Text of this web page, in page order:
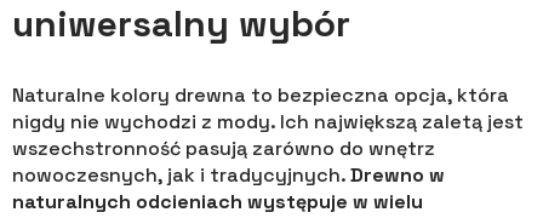
uniwersalny wybór
Naturalne kolory drewna to bezpieczna opcja, która
nigdy nie wychodzi z mody. Ich największą zaletą jest
wszechstronność pasują zarówno do wnętrz
nowoczesnych, jak i tradycyjnych.Drewno w
naturalnych odcieniach występuje w wielu